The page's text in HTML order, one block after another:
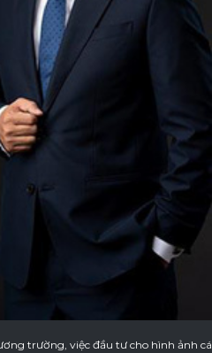
trường, việc đầu tư cho hình ảnh cá